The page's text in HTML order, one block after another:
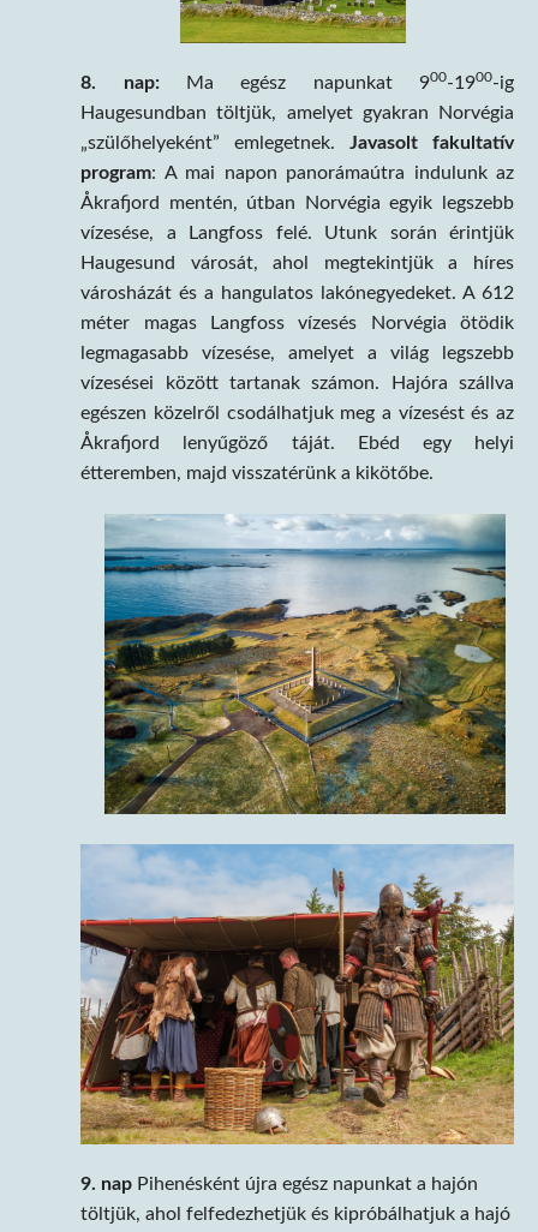
8. nap: Ma egész napunkat 900-1900-ig
Haugesundban töltjük, amelyet gyakran Norvégia
„szülőhelyeként” emlegetnek.Javasolt fakultatív
program: A mai napon panorámaútra indulunk az
Åkrafjord mentén, útban Norvégia egyik legszebb
vízesése, a Langfoss felé. Utunk során érintjük
Haugesund városát, ahol megtekintjük a híres
városházát és a hangulatos lakónegyedeket. A 612
méter magas Langfoss vízesés Norvégia ötödik
legmagasabb vízesése, amelyet a világ legszebb
vízesései között tartanak számon. Hajóra szállva
egészen közelről csodálhatjuk meg a vízesést és az
Åkrafjord lenyűgöző táját. Ebéd egy helyi
étteremben, majd visszatérünk a kikötőbe.
9. nap Pihenésként újra egész napunkat a hajón
töltjük, ahol felfedezhetjük és kipróbálhatjuk a hajó